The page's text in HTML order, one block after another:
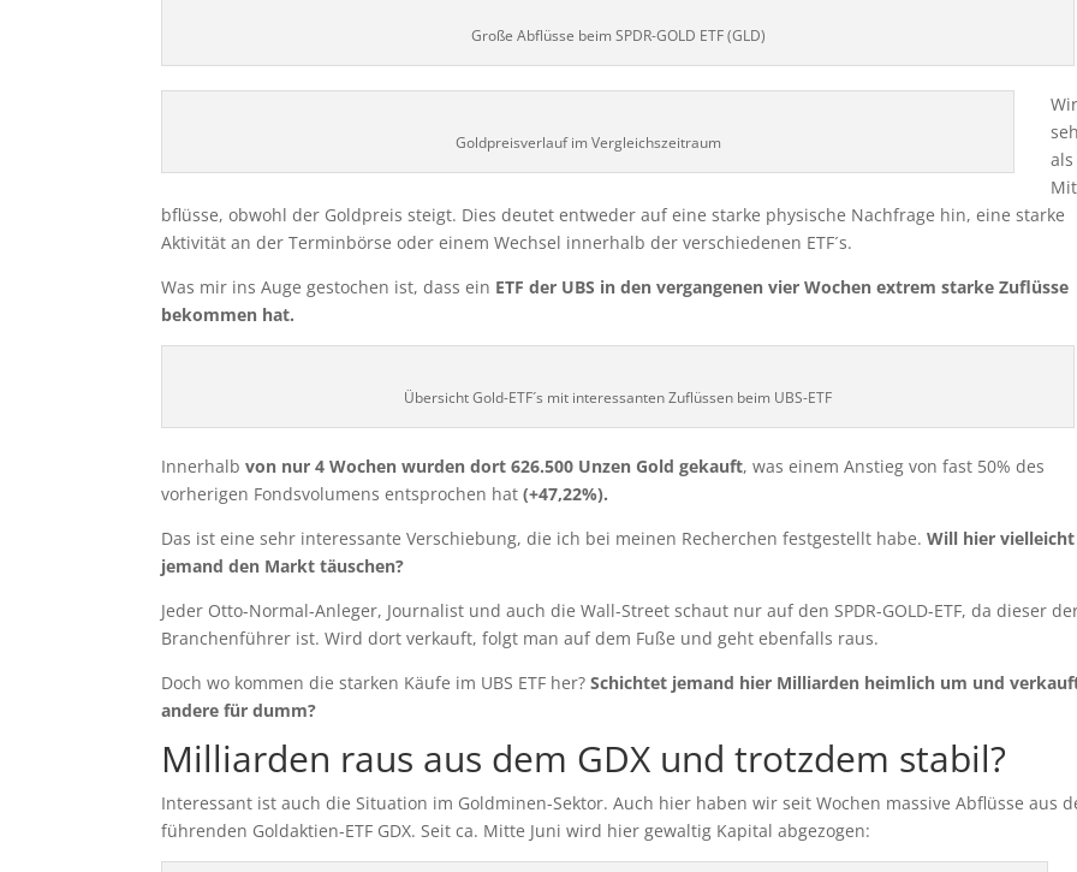
Große Abflüsse beim SPDR-GOLD ETF (GLD)
Goldpreisverlauf im Vergleichszeitraum
Wir
als
bflüsse, obwohl der Goldpreis steigt. Dies deutet entweder auf eine starke physische Nachfrage hin, eine starke
Aktivität an der Terminbörse oder einem Wechsel innerhalb der verschiedenen ETF´s.
Was mir ins Auge gestochen ist, dass ein ETF der UBS in den vergangenen vier Wochen extrem starke Zuflüsse
bekommen hat.
Übersicht Gold-ETF´s mit interessanten Zuflüssen beim UBS-ETF
Innerhalbvon nur 4 Wochen wurden dort 626.500 Unzen Gold gekauft, was einem Anstieg von fast 50% des
vorherigen Fondsvolumens entsprochen hat(+47,22%).
Das ist eine sehr interessante Verschiebung, die ich bei meinen Recherchen festgestellt habe.Will hier vielleicht
jemand den Markt täuschen?
Jeder Otto-Normal-Anleger, Journalist und auch die Wall-Street schaut nur auf den SPDR-GOLD-ETF, da dieser
Branchenführer ist. Wird dort verkauft, folgt man auf dem Fuße und geht ebenfalls raus.
Doch wo kommen die starken Käufe im UBS ETF her?Schichtet jemand hier Milliarden heimlich um und
andere für dumm?
Milliarden raus aus dem GDX und trotzdem stabil?
Interessant ist auch die Situation im Goldminen-Sektor. Auch hier haben wir seit Wochen massive Abflüsse aus
führenden Goldaktien-ETF GDX. Seit ca. Mitte Juni wird hier gewaltig Kapital abgezogen: